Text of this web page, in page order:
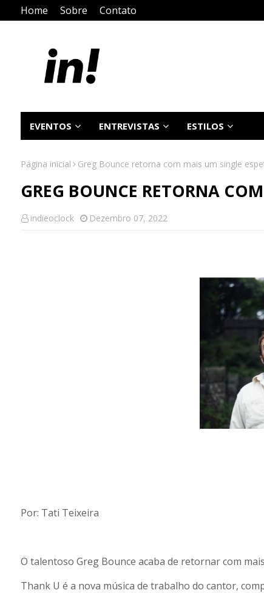
Home Sobre Contato
EVENTOS ENTREVISTAS ESTILOS
Página inicial Greg Bounce retorna com mais um single
GREG BOUNCE RETORNA
indieoclock Dezembro 07, 2022
Por: Tati Teixeira
O talentoso Greg Bounce acaba de retornar com
Thank U é a nova música de trabalho do cantor,